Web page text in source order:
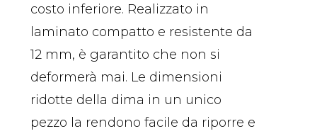
costo inferiore. Realizzato in
laminato compatto e resistente da
12 mm, è garantito che non si
deformerà mai. Le dimensioni
ridotte della dima in un unico
pezzo la rendono facile da riporre e